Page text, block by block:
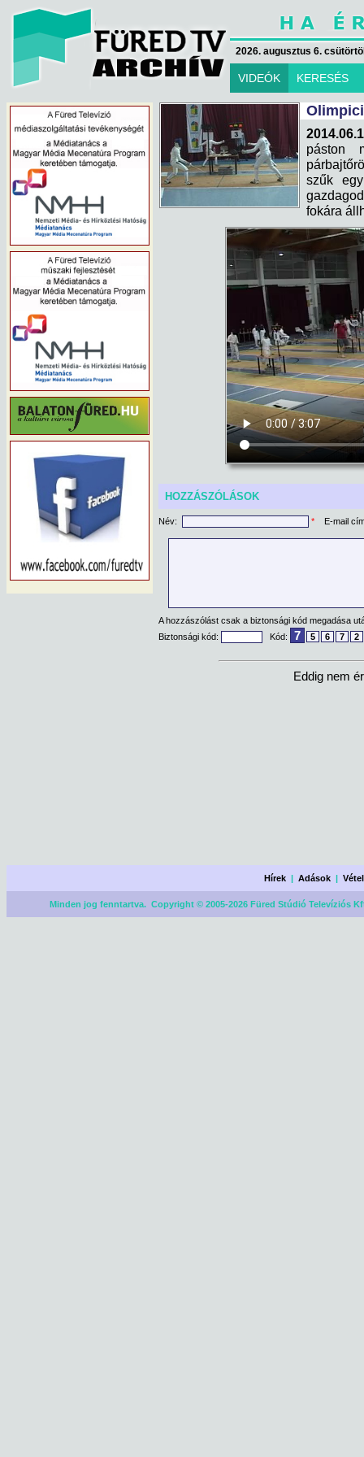
2026. augusztus 6.
VIDEÓK KERESÉS
páston
szűk
fokára
HOZZÁSZÓLÁSOK
Név: * E-mail
A hozzászólást csak a biztonsági kód megadása
Biztonsági kód:
Kód: 7 5 6 7 2
Eddig nem
Hírek |Adások |
Minden jog fenntartva. Copyright © 2005-2026 Füred Stúdió Televíziós